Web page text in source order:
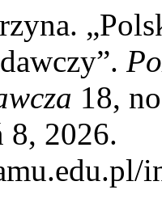
18,
8, 2026.